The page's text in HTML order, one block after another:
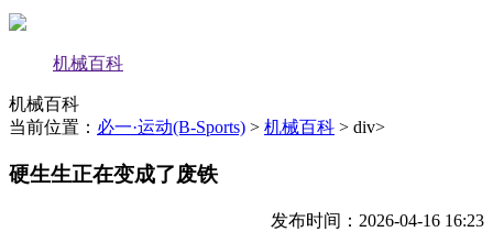
机械百科
机械百科
当前位置： 必一·运动(B-Sports) > 机械百科 > div>
硬生生正在变成了废铁
发布时间：2026-04-16 16:23